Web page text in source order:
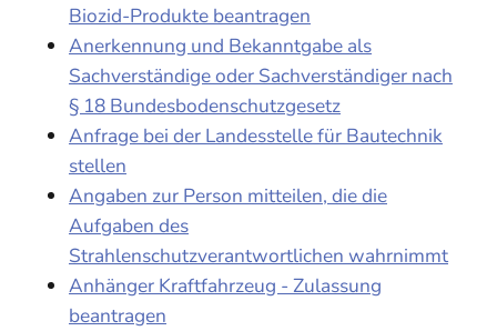
Biozid-Produkte beantragen
Anerkennung und Bekanntgabe als
Sachverständige oder Sachverständiger nach
§ 18 Bundesbodenschutzgesetz
Anfrage bei der Landesstelle für Bautechnik
stellen
Angaben zur Person mitteilen, die die
Aufgaben des
Strahlenschutzverantwortlichen wahrnimmt
Anhänger Kraftfahrzeug - Zulassung
beantragen